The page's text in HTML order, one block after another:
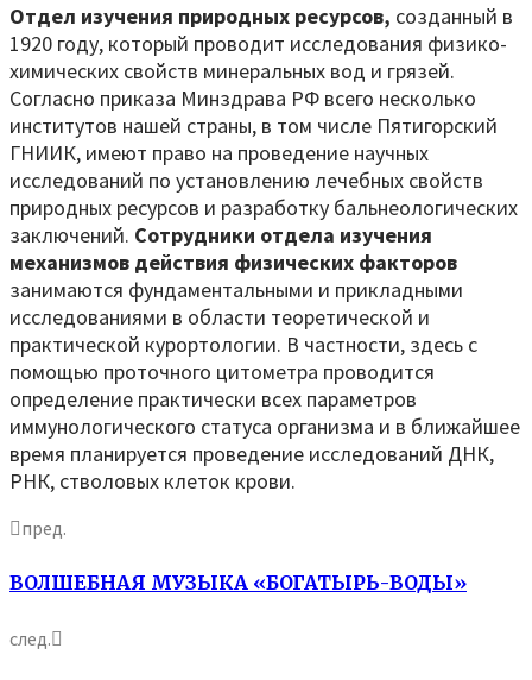
Отдел изучения природных ресурсов, созданный в
1920 году, который проводит исследования физико-
химических свойств минеральных вод и грязей.
Согласно приказа Минздрава РФ всего несколько
институтов нашей страны, в том числе Пятигорский
ГНИИК, имеют право на проведение научных
исследований по установлению лечебных свойств
природных ресурсов и разработку бальнеологических
заключений. Сотрудники отдела изучения
механизмов действия физических факторов
занимаются фундаментальными и прикладными
исследованиями в области теоретической и
практической курортологии. В частности, здесь с
помощью проточного цитометра проводится
определение практически всех параметров
иммунологического статуса организма и в ближайшее
время планируется проведение исследований ДНК,
РНК, стволовых клеток крови.
пред.
ВОЛШЕБНАЯ МУЗЫКА «БОГАТЫРЬ-ВОДЫ»
след.